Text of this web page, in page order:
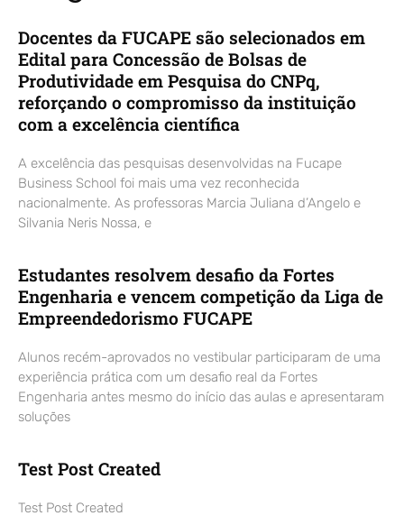
Docentes da FUCAPE são selecionados em
Edital para Concessão de Bolsas de
Produtividade em Pesquisa do CNPq,
reforçando o compromisso da instituição
com a excelência científica
A excelência das pesquisas desenvolvidas na Fucape
Business School foi mais uma vez reconhecida
nacionalmente. As professoras Marcia Juliana d’Angelo e
Silvania Neris Nossa, e
Estudantes resolvem desafio da Fortes
Engenharia e vencem competição da Liga de
Empreendedorismo FUCAPE
Alunos recém-aprovados no vestibular participaram de uma
experiência prática com um desafio real da Fortes
Engenharia antes mesmo do início das aulas e apresentaram
soluções
Test Post Created
Test Post Created